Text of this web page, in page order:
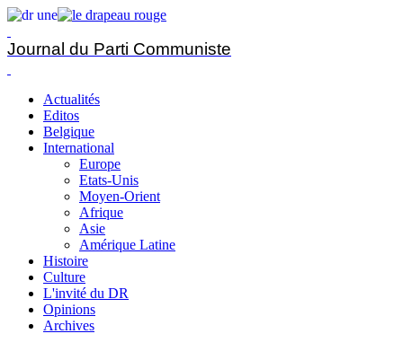
Journal du Parti Communiste
Actualités
Editos
Belgique
International
Europe
Etats-Unis
Moyen-Orient
Afrique
Asie
Amérique Latine
Histoire
Culture
L'invité du DR
Opinions
Archives